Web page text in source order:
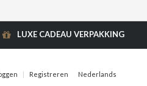
LUXE CADEAU VERPAKKING
| Registreren Nederlands